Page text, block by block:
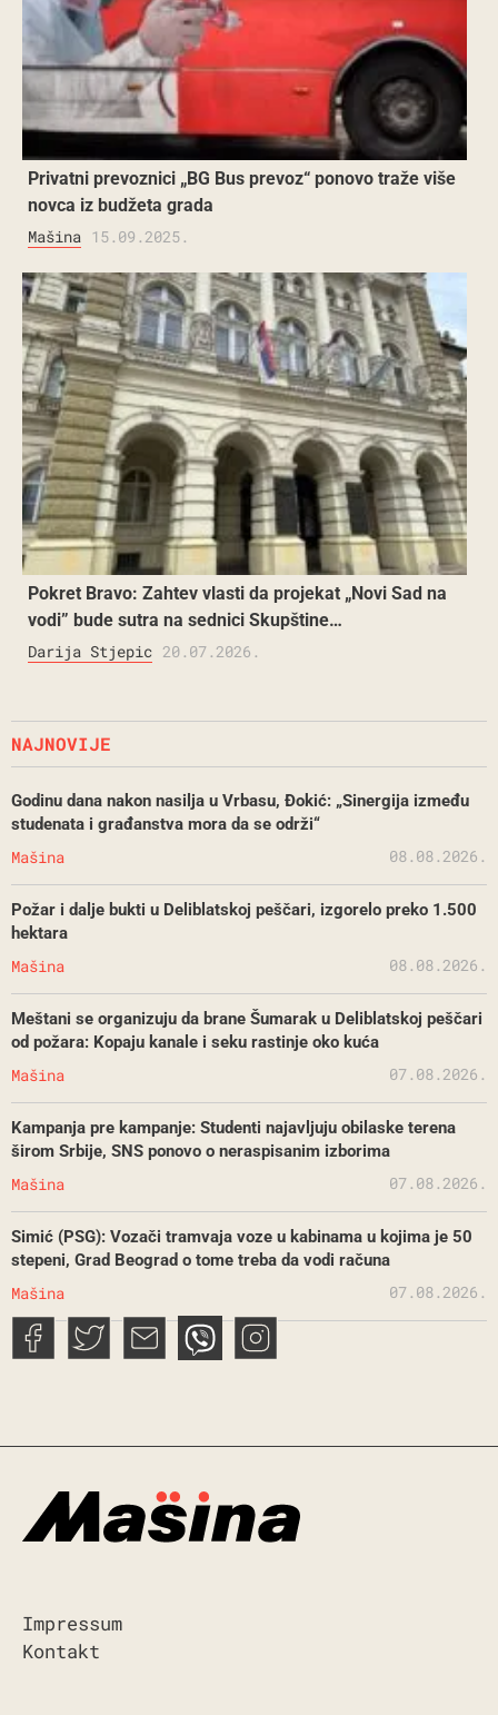
Privatni prevoznici „BG Bus prevoz“ ponovo traže više
novca iz budžeta grada
Mašina 15.09.2025.
Pokret Bravo: Zahtev vlasti da projekat „Novi Sad na
vodi” bude sutra na sednici Skupštine…
Darija Stjepic 20.07.2026.
NAJNOVIJE
Godinu dana nakon nasilja u Vrbasu, Đokić: „Sinergija između
studenata i građanstva mora da se održi“
Mašina 08.08.2026.
Požar i dalje bukti u Deliblatskoj peščari, izgorelo preko 1.500
hektara
Mašina 08.08.2026.
Meštani se organizuju da brane Šumarak u Deliblatskoj peščari
od požara: Kopaju kanale i seku rastinje oko kuća
Mašina 07.08.2026.
Kampanja pre kampanje: Studenti najavljuju obilaske terena
širom Srbije, SNS ponovo o neraspisanim izborima
Mašina 07.08.2026.
Simić (PSG): Vozači tramvaja voze u kabinama u kojima je 50
stepeni, Grad Beograd o tome treba da vodi računa
Mašina 07.08.2026.
Impressum
Kontakt